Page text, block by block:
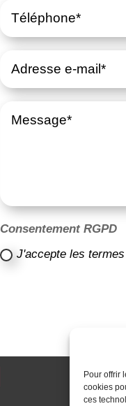
Pour offrir
cookies
ces
Consentement RGPD
J'accepte les